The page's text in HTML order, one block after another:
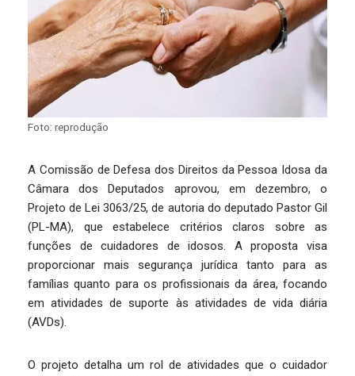
Foto: reprodução
A Comissão de Defesa dos Direitos da Pessoa Idosa da
Câmara dos Deputados aprovou, em dezembro, o
Projeto de Lei 3063/25, de autoria do deputado Pastor Gil
(PL-MA), que estabelece critérios claros sobre as
funções de cuidadores de idosos. A proposta visa
proporcionar mais segurança jurídica tanto para as
famílias quanto para os profissionais da área, focando
em atividades de suporte às atividades de vida diária
(AVDs).
O projeto detalha um rol de atividades que o cuidador